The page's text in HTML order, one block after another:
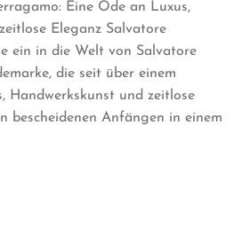
Eine Ode an Luxus,
Eleganz Salvatore
ein in die Welt von Salvatore
die seit über einem
Handwerkskunst und zeitlose
bescheidenen Anfängen in einem